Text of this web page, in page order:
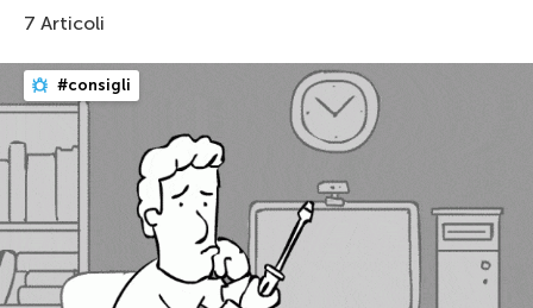
7 Articoli
#consigli